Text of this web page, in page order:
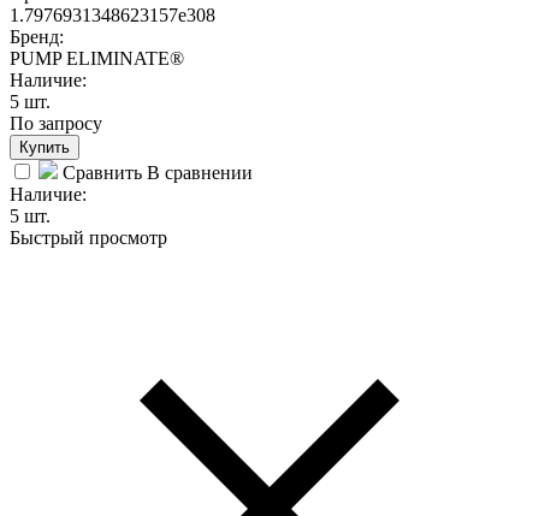
1.7976931348623157e308
Бренд:
PUMP ELIMINATE®
Наличие:
5 шт.
По запросу
Купить
Сравнить В сравнении
Наличие:
5 шт.
Быстрый просмотр